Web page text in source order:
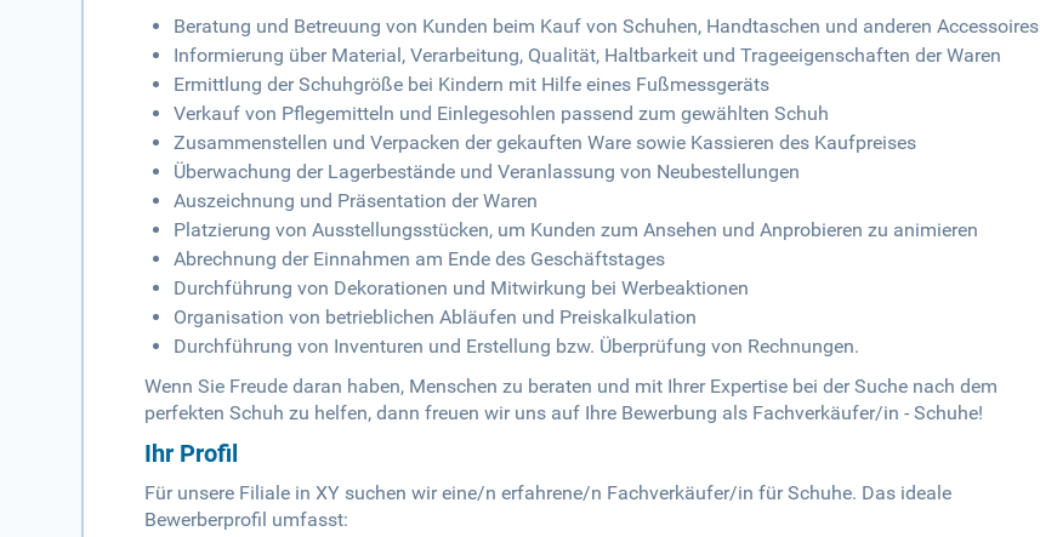
Beratung und Betreuung von Kunden beim Kauf von Schuhen, Handtaschen und anderen Accessoires
Informierung über Material, Verarbeitung, Qualität, Haltbarkeit und Trageeigenschaften der Waren
Ermittlung der Schuhgröße bei Kindern mit Hilfe eines Fußmessgeräts
Verkauf von Pflegemitteln und Einlegesohlen passend zum gewählten Schuh
Zusammenstellen und Verpacken der gekauften Ware sowie Kassieren des Kaufpreises
Überwachung der Lagerbestände und Veranlassung von Neubestellungen
Auszeichnung und Präsentation der Waren
Platzierung von Ausstellungsstücken, um Kunden zum Ansehen und Anprobieren zu animieren
Abrechnung der Einnahmen am Ende des Geschäftstages
Durchführung von Dekorationen und Mitwirkung bei Werbeaktionen
Organisation von betrieblichen Abläufen und Preiskalkulation
Durchführung von Inventuren und Erstellung bzw. Überprüfung von Rechnungen.
Wenn Sie Freude daran haben, Menschen zu beraten und mit Ihrer Expertise bei der Suche nach dem
perfekten Schuh zu helfen, dann freuen wir uns auf Ihre Bewerbung als Fachverkäufer/in - Schuhe!
Ihr Profil
Für unsere Filiale in XY suchen wir eine/n erfahrene/n Fachverkäufer/in für Schuhe. Das ideale
Bewerberprofil umfasst: